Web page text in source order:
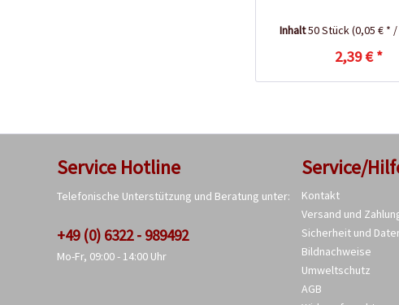
Inhalt50 Stück(0,05 € *
2,39 € *
Service Hotline
Telefonische Unterstützung und Beratung unter:
+49 (0) 6322 - 989492
Mo-Fr, 09:00 - 14:00 Uhr
Service/
Kontakt
Versand und
Sicherheit und
Bildnachweise
Umweltschutz
AGB